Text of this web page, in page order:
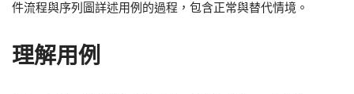
件流程與序列圖詳述用例的過程，包含正常與替代情境。
理解用例